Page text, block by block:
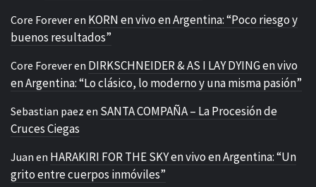
Core Foreveren KORN en vivo en Argentina: “Poco riesgo y
buenos resultados”
Core Foreveren DIRKSCHNEIDER & AS I LAY DYING en vivo
en Argentina: “Lo clásico, lo moderno y una misma pasión”
Sebastian paez en SANTA COMPAÑA – La Procesión de
Cruces Ciegas
Juan en HARAKIRI FOR THE SKY en vivo en Argentina: “Un
grito entre cuerpos inmóviles”